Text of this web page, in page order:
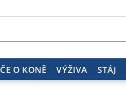
O KONĚ VÝŽIVA STÁJ